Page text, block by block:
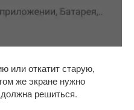
или откатит старую,
же экране нужно
решиться.